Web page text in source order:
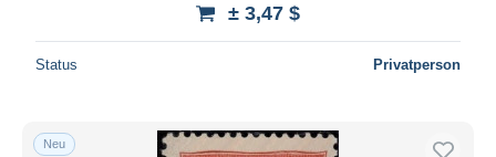
± 3,47 $
Status Privatperson
Neu